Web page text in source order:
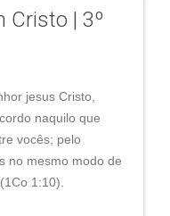
Cristo | 3º
jesus Cristo,
naquilo que
vocês; pelo
no mesmo modo de
1:10).